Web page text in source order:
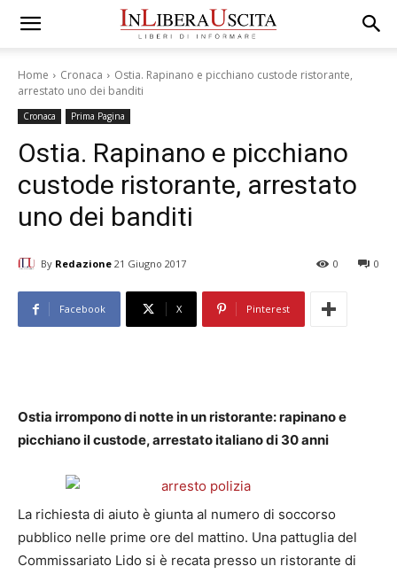
Home Cronaca
Ostia. Rapinano e picchiano custode ristorante,
arrestato uno dei banditi
Cronaca Prima Pagina
Ostia. Rapinano e picchiano
custode ristorante, arrestato
uno dei banditi
By Redazione 21 Giugno 2017 0
0
Facebook X Pinterest
Ostia irrompono di notte in un ristorante: rapinano e
picchiano il custode, arrestato italiano di 30 anni
La richiesta di aiuto è giunta al numero di soccorso
pubblico nelle prime ore del mattino. Una pattuglia del
Commissariato Lido si è recata presso un ristorante di